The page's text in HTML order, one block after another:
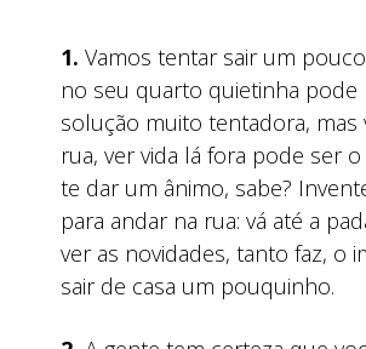
1. Vamos tentar sair um
no seu quarto quietinha pode
solução muito tentadora, mas
rua, ver vida lá fora pode ser
te dar um ânimo, sabe?
para andar na rua: vá até a
ver as novidades, tanto faz, o
sair de casa um pouquinho.